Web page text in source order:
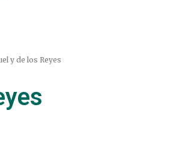
y de los Reyes